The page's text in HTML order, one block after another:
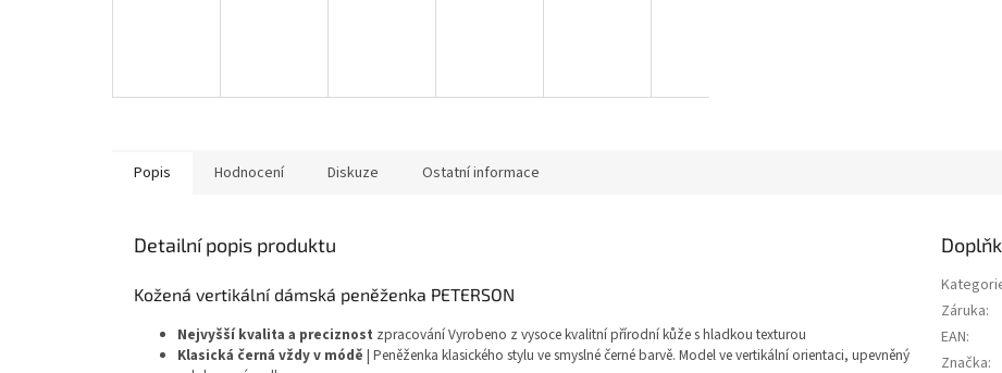
Popis Hodnocení Diskuze Ostatní informace
Detailní popis produktu
Kožená vertikální dámská peněženka PETERSON
Nejvyšší kvalita a preciznost zpracování Vyrobeno z vysoce kvalitní přírodní kůže s hladkou texturou
Klasická černá vždy v módě | Peněženka klasického stylu ve smyslné černé barvě. Model ve vertikální orientaci, upevněný
Záruka:
EAN:
Značka: